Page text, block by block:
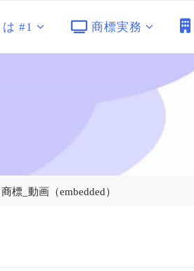
#1 商標実務
標_動画（embedded）